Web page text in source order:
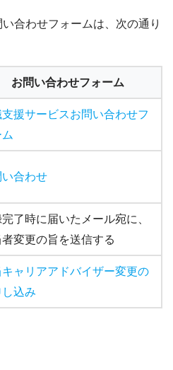
合わせフォームは、次の通り
お問い合わせフォーム
援サービスお問い合わせフ
い合わせ
了時に届いたメール宛に、
変更の旨を送信する
ャリアアドバイザー変更の
し込み